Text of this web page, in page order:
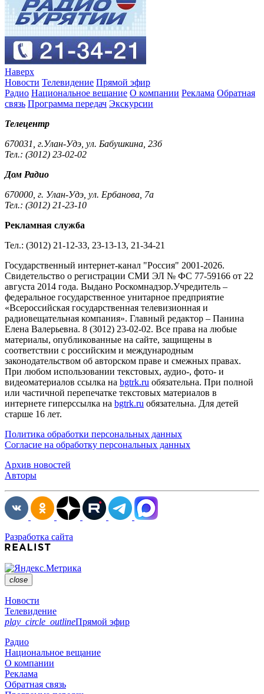
Наверх
Новости Телевидение Прямой эфир
Радио Национальное вещание О компании Реклама Обратная
связь Программа передач Экскурсии
Телецентр
670031, г.Улан-Удэ, ул. Бабушкина, 23б
Тел.: (3012) 23-02-02
Дом Радио
670000, г. Улан-Удэ, ул. Ербанова, 7а
Тел.: (3012) 21-23-10
Рекламная служба
Тел.: (3012) 21-12-33, 23-13-13, 21-34-21
Государственный интернет-канал "Россия" 2001-2026.
Cвидетельство о регистрации СМИ ЭЛ № ФС 77-59166 от 22
августа 2014 года. Выдано Роскомнадзор.Учредитель –
федеральное государственное унитарное предприятие
«Всероссийская государственная телевизионная и
радиовещательная компания». Главный редактор – Панина
Елена Валерьевна. 8 (3012) 23-02-02. Все права на любые
материалы, опубликованные на сайте, защищены в
соответствии с российским и международным
законодательством об авторском праве и смежных правах.
При любом использовании текстовых, аудио-, фото- и
видеоматериалов ссылка на bgtrk.ru обязательна. При полной
или частичной перепечатке текстовых материалов в
интернете гиперссылка на bgtrk.ru обязательна. Для детей
старше 16 лет.
Политика обработки персональных данных
Согласие на обработку персональных данных
Архив новостей
Авторы
Разработка сайта
close
Новости
Телевидение
play_circle_outlineПрямой эфир
Радио
Национальное вещание
О компании
Реклама
Обратная связь